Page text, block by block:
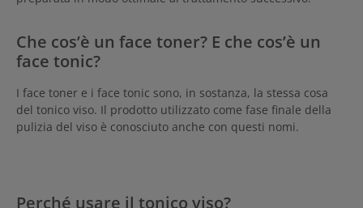
Che cos’è un face toner? E che cos’è un
face tonic?
I face toner e i face tonic sono, in sostanza, la stessa cosa
del tonico viso. Il prodotto utilizzato come fase finale della
pulizia del viso è conosciuto anche con questi nomi.
Perché usare il tonico viso?